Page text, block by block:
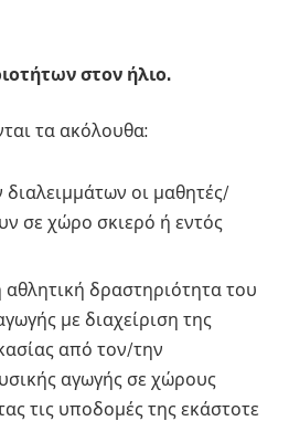
στον ήλιο.
τα ακόλουθα:
διαλειμμάτων οι μαθητές/
σε χώρο σκιερό ή εντός
αθλητική δραστηριότητα του
με διαχείριση της
από τον/την
αγωγής σε χώρους
τις υποδομές της εκάστοτε